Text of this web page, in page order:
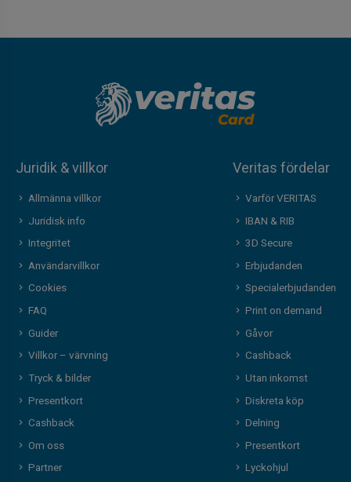
Juridik & villkor
Allmänna villkor
Juridisk info
Integritet
Användarvillkor
Cookies
FAQ
Guider
Villkor – värvning
Tryck & bilder
Presentkort
Cashback
Om oss
Partner
Veritas fördelar
Varför VERITAS
IBAN & RIB
3D Secure
Erbjudanden
Specialerbjudanden
Print on demand
Gåvor
Cashback
Utan inkomst
Diskreta köp
Delning
Presentkort
Lyckohjul